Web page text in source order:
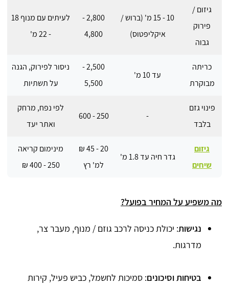
גיזום /
פירוק
גבוה
10 - 15 מ' (ברוש /
איקליפטוס)
2,800 -
4,800
לעיתים עם מנוף 18
- 22 מ'
כריתה
מבוקרת
עד 10 מ'
2,500 -
5,500
ניסור לפירוק, הגנה
על תשתיות
פינוי גזם
בלבד
-
250 - 600
לפי נפח, מרחק
ואתר יעד
גיזום
שיחים
גדר חיה עד 1.8 מ'
20 - 45 ₪
למ' רץ
מינימום קריאה
250 - 400 ₪
מה משפיע על המחיר בפועל?
נגישות: יכולת כניסה לרכב גוזם / מנוף, מעבר צר,
מדרגות.
בטיחות וסיכונים: סמיכות לחשמל, כביש פעיל, קירות